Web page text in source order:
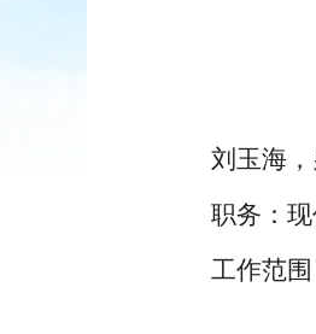
刘玉海
职务：
工作范